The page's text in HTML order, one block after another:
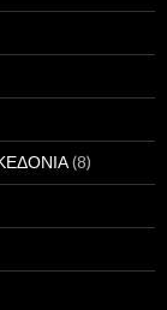
(8)